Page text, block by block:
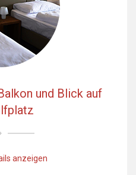
und Blick auf
anzeigen